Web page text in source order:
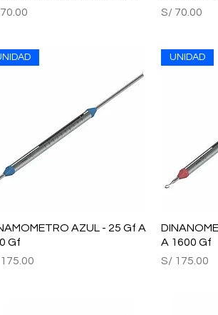
Precio
S/ 70.00
Vista rápidaAZUL - 25 Gf A
Gf
UNIDAD
A 1600 Gf
Precio
S/ 175.00